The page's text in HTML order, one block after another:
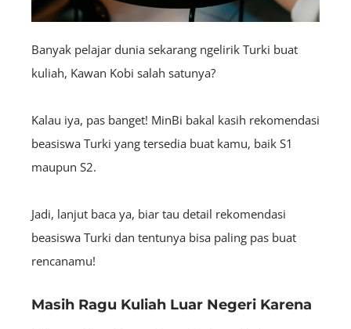
Banyak pelajar dunia sekarang ngelirik Turki buat
kuliah, Kawan Kobi salah satunya?
Kalau iya, pas banget! MinBi bakal kasih rekomendasi
beasiswa Turki yang tersedia buat kamu, baik S1
maupun S2.
Jadi, lanjut baca ya, biar tau detail rekomendasi
beasiswa Turki dan tentunya bisa paling pas buat
rencanamu!
Masih Ragu Kuliah Luar Negeri Karena